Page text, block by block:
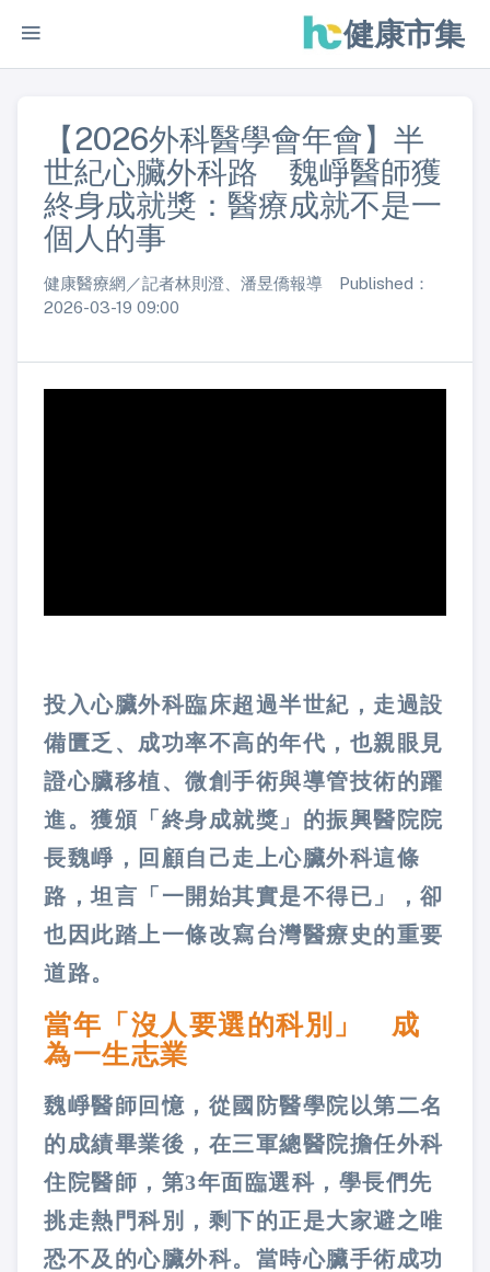
健康市集
【2026外科醫學會年會】半
世紀心臟外科路 魏崢醫師獲
終身成就獎：醫療成就不是一
個人的事
健康醫療網／記者林則澄、潘昱僑報導 Published：
2026-03-19 09:00
投入心臟外科臨床超過半世紀，走過設
備匱乏、成功率不高的年代，也親眼見
證心臟移植、微創手術與導管技術的躍
進。獲頒「終身成就獎」的振興醫院院
長魏崢，回顧自己走上心臟外科這條
路，坦言「一開始其實是不得已」，卻
也因此踏上一條改寫台灣醫療史的重要
道路。
當年「沒人要選的科別」 成
為一生志業
魏崢醫師回憶，從國防醫學院以第二名
的成績畢業後，在三軍總醫院擔任外科
住院醫師，第3年面臨選科，學長們先
挑走熱門科別，剩下的正是大家避之唯
恐不及的心臟外科。當時心臟手術成功